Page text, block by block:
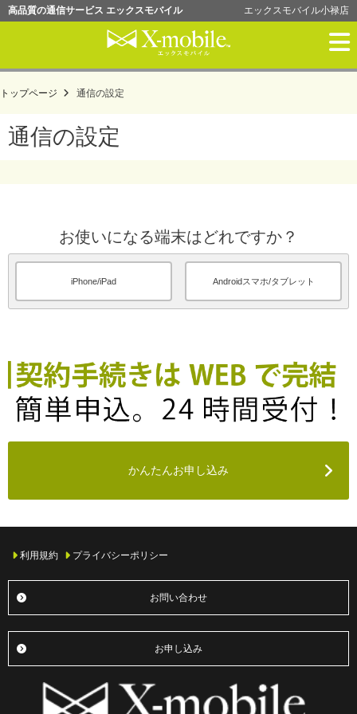
高品質の通信サービス エックスモバイル エックスモバイル小禄店
格安ＳＩＭ
限界突破WiFiⅡ
通信の設定
よくある質問
トップページ 通信の設定
通信の設定
お使いになる端末はどれですか？
iPhone/iPad Androidスマホ/タブレット
かんたんお申し込み
利用規約 プライバシーポリシー
お問い合わせ
お申し込み